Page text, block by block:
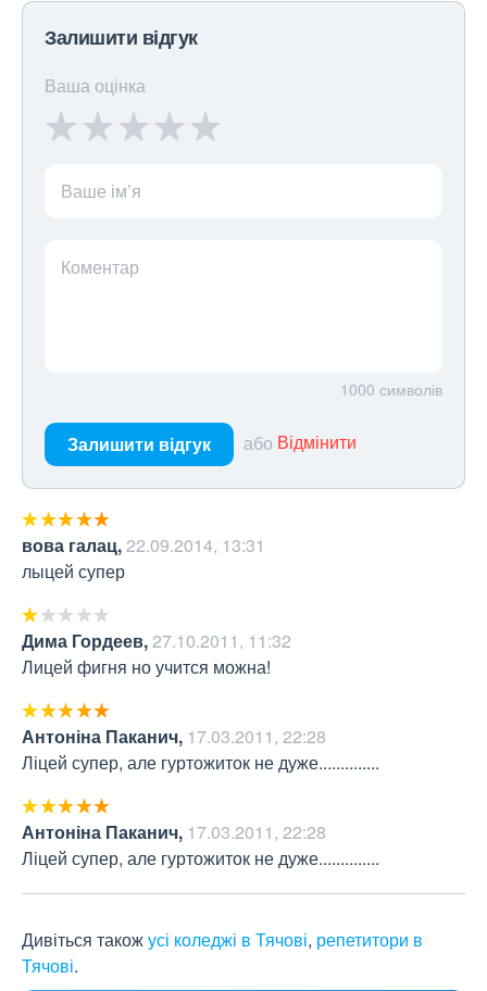
Залишити відгук
Ваша оцінка
Ваше ім’я
Коментар
1000 символів
Залишити відгук або Відмінити
вова галац,22.09.2014, 13:31
лыцей супер
Дима Гордеев,27.10.2011, 11:32
Лицей фигня но учится можна!
Антоніна Паканич, 17.03.2011, 22:28
Ліцей супер, але гуртожиток не дуже..............
Антоніна Паканич, 17.03.2011, 22:28
Ліцей супер, але гуртожиток не дуже..............
Дивіться такожусі коледжі в Тячові, репетитори в
Тячові.